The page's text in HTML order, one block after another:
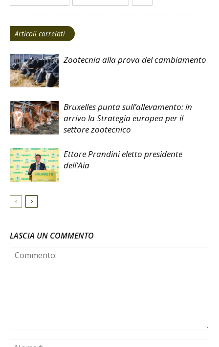
Articoli correlati
Zootecnia alla prova del cambiamento
Bruxelles punta sull’allevamento: in
arrivo la Strategia europea per il
settore zootecnico
Ettore Prandini eletto presidente
dell’Aia
LASCIA UN COMMENTO